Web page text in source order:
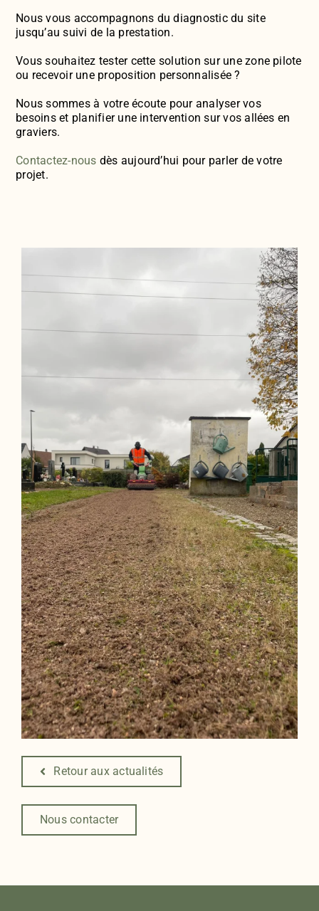
Nous vous accompagnons du diagnostic du site
jusqu’au suivi de la prestation.
Vous souhaitez tester cette solution sur une zone pilote
ou recevoir une proposition personnalisée ?
Nous sommes à votre écoute pour analyser vos
besoins et planifier une intervention sur vos allées en
graviers.
Contactez-nous dès aujourd’hui pour parler de votre
projet.
Retour aux actualités
Nous contacter